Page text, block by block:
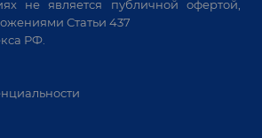
не является публичной офертой,
Статьи 437
РФ.